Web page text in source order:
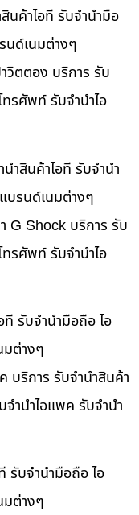
นค้าไอที รับจำนำมือ
นด์เนมต่างๆ
วิตตอง บริการ รับ
รศัพท์ รับจำนำไอ
ำสินค้าไอที รับจำนำ
บรนด์เนมต่างๆ
G Shock บริการ รับ
รศัพท์ รับจำนำไอ
รับจำนำมือถือ ไอ
มต่างๆ
บริการ รับจำนำสินค้า
ำนำไอแพค รับจำนำ
รับจำนำมือถือ ไอ
มต่างๆ